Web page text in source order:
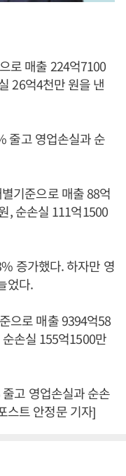
로 매출 224억7100
26억4천만 원을 낸
줄고 영업손실과 순
기준으로 매출 88억
, 순손실 111억1500
증가했다. 하자만 영
었다.
으로 매출 9394억58
손실 155억1500만
고 영업손실과 순손
스트 안정문 기자]